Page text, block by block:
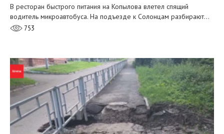
В ресторан быстрого питания на Копылова влетел спящий
водитель микроавтобуса. На подъезде к Солонцам разбирают…
753